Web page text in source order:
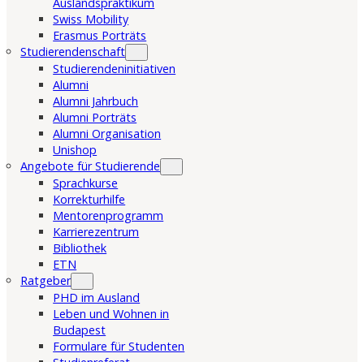
Swiss Mobility
Erasmus Porträts
Studierendenschaft
Studierendeninitiativen
Alumni
Alumni Jahrbuch
Alumni Porträts
Alumni Organisation
Unishop
Angebote für Studierende
Sprachkurse
Korrekturhilfe
Mentorenprogramm
Karrierezentrum
Bibliothek
ETN
Ratgeber
PHD im Ausland
Leben und Wohnen in
Budapest
Formulare für Studenten